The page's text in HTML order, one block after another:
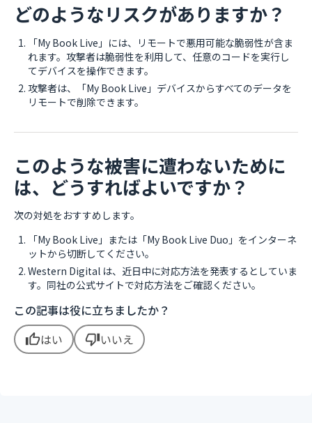
どのようなリスクがありますか？
「My Book Live」には、リモートで悪用可能な脆弱性が含ま
れます。攻撃者は脆弱性を利用して、任意のコードを実行し
てデバイスを操作できます。
攻撃者は、「My Book Live」デバイスからすべてのデータを
リモートで削除できます。
このような被害に遭わないために
は、どうすればよいですか？
次の対処をおすすめします。
「My Book Live」または「My Book Live Duo」をインターネ
ットから切断してください。
Western Digital は、近日中に対応方法を発表するとしていま
す。同社の公式サイトで対応方法をご確認ください。
この記事は役に立ちましたか？
thumb_upはい thumb_downいいえ